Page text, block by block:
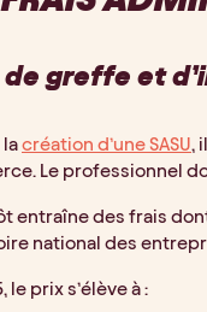
de greffe et
lacréation d’une SASU,
Le professionnel
entraîne des frais
national des
le prix s’élève à :